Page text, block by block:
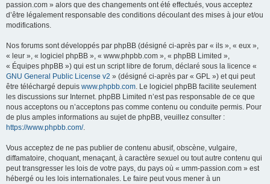
passion.com » alors que des changements ont été effectués, vous acceptez
d’être légalement responsable des conditions découlant des mises à jour et/ou
modifications.
Nos forums sont développés par phpBB (désigné ci-après par « ils », « eux »,
« leur », « logiciel phpBB », « www.phpbb.com », « phpBB Limited »,
« Équipes phpBB ») qui est un script libre de forum, déclaré sous la licence «
GNU General Public License v2 » (désigné ci-après par « GPL ») et qui peut
être téléchargé depuis www.phpbb.com. Le logiciel phpBB facilite seulement
les discussions sur Internet. phpBB Limited n’est pas responsable de ce que
nous acceptons ou n’acceptons pas comme contenu ou conduite permis. Pour
de plus amples informations au sujet de phpBB, veuillez consulter :
https://www.phpbb.com/.
Vous acceptez de ne pas publier de contenu abusif, obscène, vulgaire,
diffamatoire, choquant, menaçant, à caractère sexuel ou tout autre contenu qui
peut transgresser les lois de votre pays, du pays où « umm-passion.com » est
hébergé ou les lois internationales. Le faire peut vous mener à un